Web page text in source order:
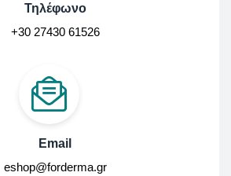
Τηλέφωνο
+30 27430 61526
Email
eshop@forderma.gr